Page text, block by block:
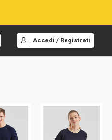
Accedi / Registrati